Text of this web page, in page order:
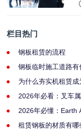
栏目热门
钢板租赁的流程
钢板临时施工道路有
为什么夯实机租赁
2026年必看：叉车
2026年必懂：Earth
租赁钢板的材质有哪